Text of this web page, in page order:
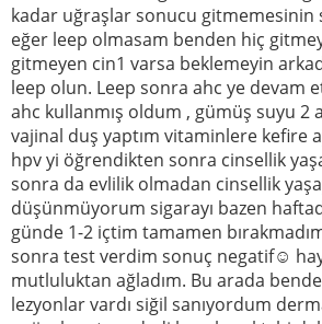
kadar uğraşlar sonucu gitmemesinin
eğer leep olmasam benden hiç
gitmeyen cin1 varsa beklemeyin
leep olun. Leep sonra ahc ye devam
ahc kullanmış oldum , gümüş suyu 2
vajinal duş yaptım vitaminlere kefire
hpv yi öğrendikten sonra cinsellik
sonra da evlilik olmadan cinsellik
düşünmüyorum sigarayı bazen
günde 1-2 içtim tamamen
sonra test verdim sonuç negatif☺
mutluluktan ağladım. Bu arada bende
lezyonlar vardı siğil sanıyordum